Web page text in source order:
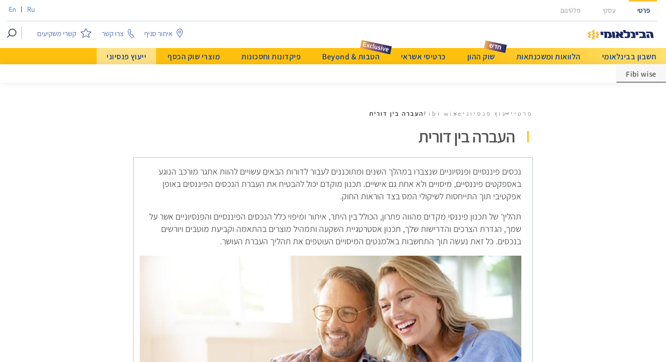
Ru
En
גישה ישירה לכפתור כניסה לחשבונך
פרטי עסקי פלטינום
איתור סניף צרו קשר קשרי משקיעים
חשבון בבינלאומי הלוואות ומשכנתאות שוק ההון כרטיסי אשראי הטבות & Beyond פיקדונות וחסכונות מוצרי שוק הכסף ייעוץ פנסיוני
Fibi wise
מט"ח ותשלומים בינלאומיים
פרטי ייעוץ פנסיוני Fibi wise העברה בין דורית
העברה בין דורית
נכסים פיננסיים ופנסיוניים שנצברו במהלך השנים ומתוכננים לעבור לדורות הבאים עשויים להוות אתגר מורכב הנוגע
באספקטים פיננסיים, מיסויים ולא אחת גם אישיים. תכנון מוקדם יכול להבטיח את העברת הנכסים הפיננסים באופן
אפקטיבי תוך התייחסות לשיקולי המס בצד הוראות החוק.
תהליך של תכנון פיננסי מקדים מהווה פתרון, הכולל בין היתר, איתור ומיפוי כלל הנכסים הפיננסיים והפנסיוניים אשר על
שמך, הגדרת הצרכים והדרישות שלך, תכנון אסטרטגיית השקעה ותמהיל מוצרים בהתאמה וקביעת מוטבים ויורשים
בנכסים. כל זאת נעשה תוך התחשבות באלמנטים המיסויים העוטפים את תהליך העברת העושר.